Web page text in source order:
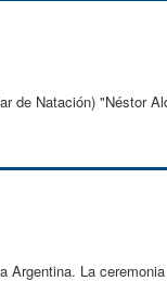
de Natación) "Néstor
Argentina. La